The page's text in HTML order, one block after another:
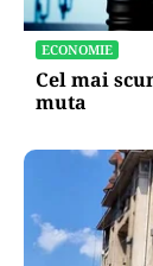
ECONOMIE
Cel mai
muta